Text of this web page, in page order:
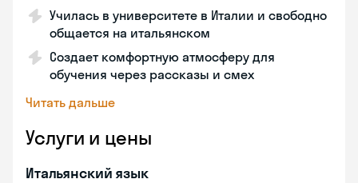
Училась в университете в Италии и свободно
общается на итальянском
Создает комфортную атмосферу для
обучения через рассказы и смех
Читать дальше
Услуги и цены
Итальянский язык